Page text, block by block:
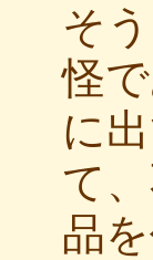
そ
怪
に
て
品